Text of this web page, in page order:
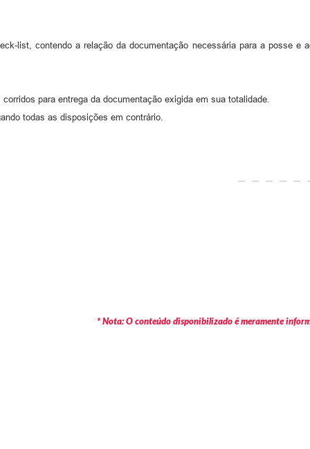
list, contendo a relação da documentação necessária para a posse e
para entrega da documentação exigida em sua totalidade.
todas as disposições em contrário.
* Nota: O conteúdo disponibilizado é meramente